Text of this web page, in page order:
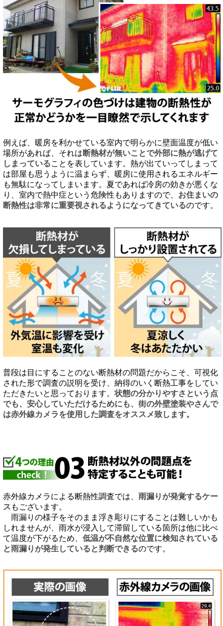
例えば、暖房を利かせている室内で明らかに壁面温度が低い
場所があれば、それは断熱材が無いことで外部に熱が逃げて
しまっていることを表しています。熱が出ていってしまって
は部屋も思うように温まらず、暖房に使用されるエネルギー
も無駄になってしまいます。夏であれば冷房の効きが悪くな
り、室内で熱中症という危険性もありますので、 お住まいの
断熱性は非常に重要視されるようになってきているのです。
普段は目にすることのない断熱材の問題だからこそ、可視化
された形で調査の説明を受け、納得のいく断熱工事をしてい
ただきたいと思っております。状態の分かりやすさという点
でも、安心していただけるためにも、街の外壁塗装やさんで
は赤外線カメラを使用した調査をオススメ致します。
赤外線カメラによる断熱性調査では、 雨漏りが発覚するケー
ス もございます。
雨漏りの様子をそのまま浮き彫りにすることは難しいかも
しれませんが、雨水が浸入して滞留している箇所は他に比べ
て温度が下がるため、 低温が不自然な位置に検知されている
と雨漏りが発生していると判断できるのです。